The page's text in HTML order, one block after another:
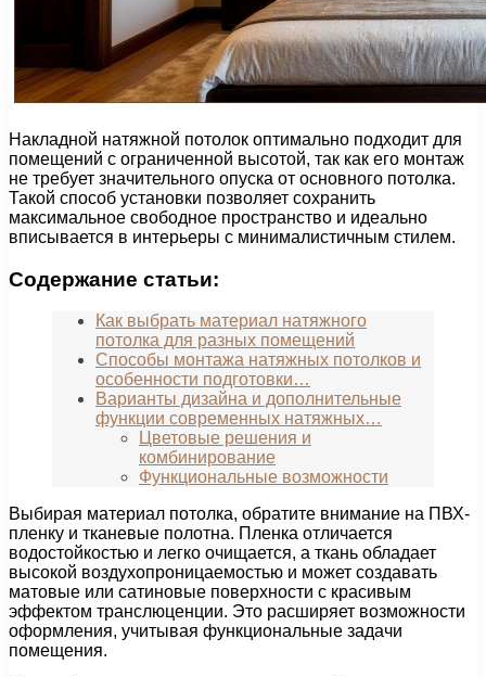
Накладной натяжной потолок оптимально подходит для
помещений с ограниченной высотой, так как его монтаж
не требует значительного опуска от основного потолка.
Такой способ установки позволяет сохранить
максимальное свободное пространство и идеально
вписывается в интерьеры с минималистичным стилем.
Содержание статьи:
Как выбрать материал натяжного
потолка для разных помещений
Способы монтажа натяжных потолков и
особенности подготовки…
Варианты дизайна и дополнительные
функции современных натяжных…
Цветовые решения и
комбинирование
Функциональные возможности
Выбирая материал потолка, обратите внимание на ПВХ-
пленку и тканевые полотна. Пленка отличается
водостойкостью и легко очищается, а ткань обладает
высокой воздухопроницаемостью и может создавать
матовые или сатиновые поверхности с красивым
эффектом транслюценции. Это расширяет возможности
оформления, учитывая функциональные задачи
помещения.